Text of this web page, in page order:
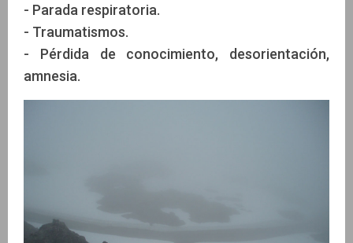
- Parada respiratoria.
- Traumatismos.
- Pérdida de conocimiento, desorientación,
amnesia.